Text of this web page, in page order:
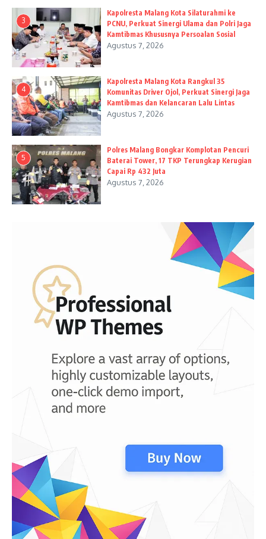
3
Kapolresta Malang Kota Silaturahmi ke
PCNU, Perkuat Sinergi Ulama dan Polri Jaga
Kamtibmas Khususnya Persoalan Sosial
Agustus 7, 2026
4
Kapolresta Malang Kota Rangkul 35
Komunitas Driver Ojol, Perkuat Sinergi Jaga
Kamtibmas dan Kelancaran Lalu Lintas
Agustus 7, 2026
5
Polres Malang Bongkar Komplotan Pencuri
Baterai Tower, 17 TKP Terungkap Kerugian
Capai Rp 432 Juta
Agustus 7, 2026